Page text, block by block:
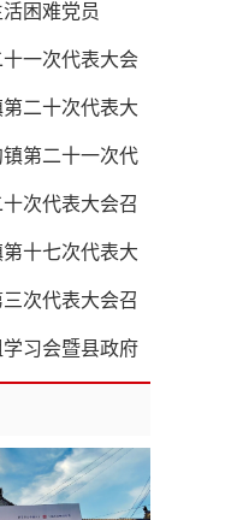
困难党员
一次代表大会
二十次代表大
第二十一次代
次代表大会召
十七次代表大
次代表大会召
习会暨县政府